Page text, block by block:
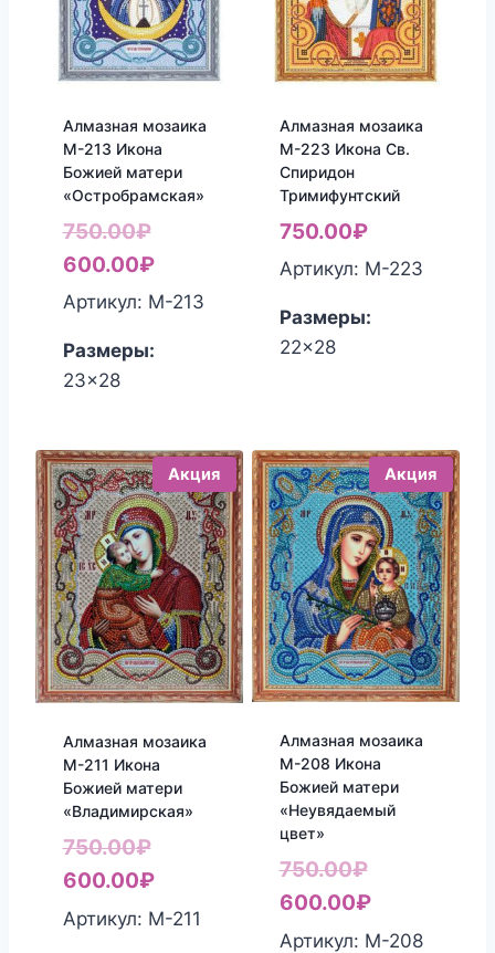
Алмазная мозаика
М-213 Икона
Божией матери
«Остробрамская»
750.00₽Первоначальная
цена
составляла
600.00₽Текущая
цена:
Артикул: М-213
Размеры:
23x28
Алмазная мозаика
М-223 Икона Св.
Спиридон
Тримифунтский
750.00₽
Артикул: М-223
Размеры:
22x28
Акция
Алмазная мозаика
М-211 Икона
Божией матери
«Владимирская»
750.00₽Первоначальная
цена
составляла
600.00₽Текущая
цена:
Артикул: М-211
Акция
Алмазная мозаика
М-208 Икона
Божией матери
«Неувядаемый
цвет»
750.00₽
цена
составляла
600.00₽Текущая
цена:
Артикул: М-208